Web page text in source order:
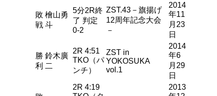
敗
戦
檜山勇
斗
5分2R終
了 判定
0-2
ZST.43－旗揚げ
12周年記念大会
－
2014
年11
月23
日
勝
利
鈴木廣
二
2R 4:51
TKO（パ
ンチ）
ZST in
YOKOSUKA
vol.1
2014
年6
月29
日
2R 4:19
2013